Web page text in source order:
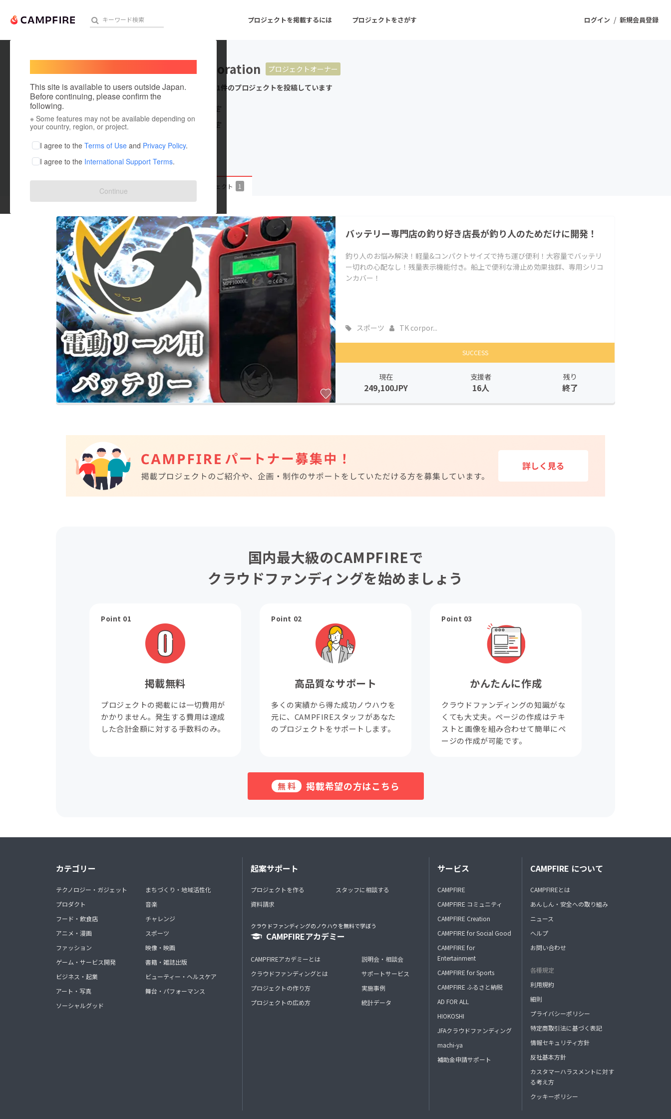
ログイン / 新規会員登録
プロジェクトを掲載するには プロジェクトをさがす
人気のプロジェクト 注目のリターン 注目の新着プロジェクト
アート・写真
テクノロジー・ガジェット
映像・映画
ビジネス・起業
チャレンジ
まちづくり・地域活性化
CAMPFIRE for Social Good
CAMPFIRE Creation
CAMPFIREふるさと納税
machi-ya コミュニティ
This site is available to users outside Japan.
Before continuing, please confirm the
following.
※ Some features may not be available depending on
your country, region, or project.
I agree to the Terms of Use and Privacy Policy.
I agree to the International Support Terms.
Continue
TK corporation
プロジェクトオーナー
これまでに1件のプロジェクトを投稿しています
在住国：未設定
出身国：未設定
プロジェクト 1
バッテリー専門店の釣り好き店長が釣り人のためだけに開発！
釣り人のお悩み解決！軽量&コンパクトサイズで持ち運び便利！大容量でバッテリ
ー切れの心配なし！残量表示機能付き。船上で便利な滑止め効果抜群、専用シリコ
ンカバー！
スポーツ TK corpor...
SUCCESS
現在
249,100JPY
支援者
16人
残り
終了
国内最大級のCAMPFIREで
クラウドファンディングを始めましょう
Point 01
掲載無料
プロジェクトの掲載には一切費用が
かかりません。発生する費用は達成
した合計金額に対する手数料のみ。
Point 02
高品質なサポート
多くの実績から得た成功ノウハウを
元に、CAMPFIREスタッフがあなた
のプロジェクトをサポートします。
Point 03
かんたんに作成
クラウドファンディングの知識がな
くても大丈夫。ページの作成はテキ
ストと画像を組み合わせて簡単にペ
ージの作成が可能です。
無料 掲載希望の方はこちら
カテゴリー
テクノロジー・ガジェット
プロダクト
フード・飲食店
アニメ・漫画
ファッション
ゲーム・サービス開発
ビジネス・起業
アート・写真
ソーシャルグッド
まちづくり・地域活性化
音楽
チャレンジ
スポーツ
映像・映画
書籍・雑誌出版
ビューティー・ヘルスケア
舞台・パフォーマンス
起案サポート
プロジェクトを作る
資料請求
スタッフに相談する
クラウドファンディングのノウハウを無料で学ぼう
CAMPFIREアカデミー
CAMPFIREアカデミーとは
クラウドファンディングとは
プロジェクトの作り方
プロジェクトの広め方
説明会・相談会
サポートサービス
実施事例
統計データ
サービス
CAMPFIRE
CAMPFIRE コミュニティ
CAMPFIRE Creation
CAMPFIRE for Social Good
CAMPFIRE for
Entertainment
CAMPFIRE for Sports
CAMPFIRE ふるさと納税
AD FOR ALL
HIOKOSHI
JFAクラウドファンディング
machi-ya
補助金申請サポート
CAMPFIRE について
CAMPFIREとは
あんしん・安全への取り組み
ニュース
ヘルプ
お問い合わせ
各種規定
利用規約
細則
プライバシーポリシー
特定商取引法に基づく表記
情報セキュリティ方針
反社基本方針
カスタマーハラスメントに対す
る考え方
クッキーポリシー